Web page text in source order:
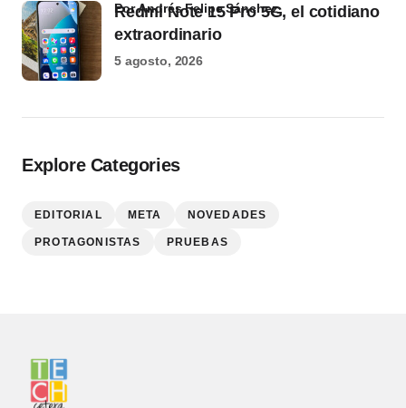
Redmi Note 15 Pro 5G, el cotidiano
extraordinario
por Andrés Felipe Sánchez
5 agosto, 2026
Explore Categories
EDITORIAL META NOVEDADES
PROTAGONISTAS PRUEBAS